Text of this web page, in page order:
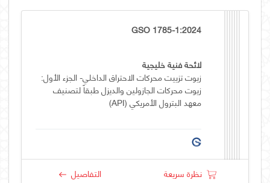
GSO 1785-1:2024
لائحة فنية خليجية
زيوت تزييت محركات الاحتراق الداخلي- الجزء الأول:
زيوت محركات الجازولين والديزل طبقاً لتصنيف
معهد البترول الأمريكي (API)
نظرة سريعة التفاصيل